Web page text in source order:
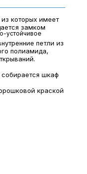
которых имеет
замком
петли из
полиамида,
шкаф
краской
устойчивое